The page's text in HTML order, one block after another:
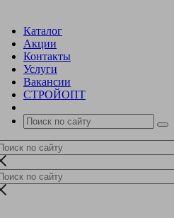
Каталог
Акции
Контакты
Услуги
Вакансии
СТРОЙОПТ